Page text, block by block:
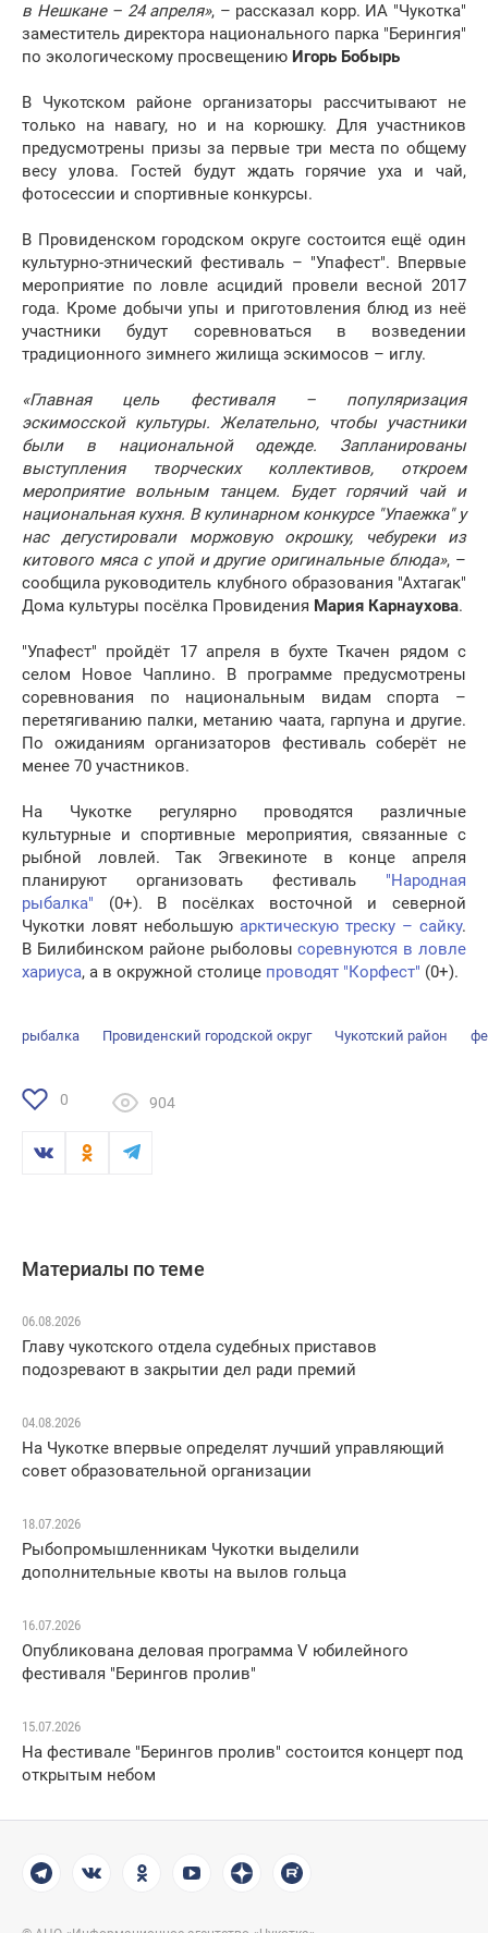
в Нешкане – 24 апреля», – рассказал корр. ИА "Чукотка"
заместитель директора национального парка "Берингия"
по экологическому просвещению Игорь Бобырь
В Чукотском районе организаторы рассчитывают не
только на навагу, но и на корюшку. Для участников
предусмотрены призы за первые три места по общему
весу улова. Гостей будут ждать горячие уха и чай,
фотосессии и спортивные конкурсы.
В Провиденском городском округе состоится ещё один
культурно-этнический фестиваль – "Упафест". Впервые
мероприятие по ловле асцидий провели весной 2017
года. Кроме добычи упы и приготовления блюд из неё
участники будут соревноваться в возведении
традиционного зимнего жилища эскимосов – иглу.
«Главная цель фестиваля – популяризация
эскимосской культуры. Желательно, чтобы участники
были в национальной одежде. Запланированы
выступления творческих коллективов, откроем
мероприятие вольным танцем. Будет горячий чай и
национальная кухня. В кулинарном конкурсе "Упаежка" у
нас дегустировали моржовую окрошку, чебуреки из
китового мяса с упой и другие оригинальные блюда», –
сообщила руководитель клубного образования "Ахтагак"
Дома культуры посёлка Провидения Мария Карнаухова.
"Упафест" пройдёт 17 апреля в бухте Ткачен рядом с
селом Новое Чаплино. В программе предусмотрены
соревнования по национальным видам спорта –
перетягиванию палки, метанию чаата, гарпуна и другие.
По ожиданиям организаторов фестиваль соберёт не
менее 70 участников.
На Чукотке регулярно проводятся различные
культурные и спортивные мероприятия, связанные с
рыбной ловлей. Так Эгвекиноте в конце апреля
планируют организовать фестиваль "Народная
рыбалка" (0+). В посёлках восточной и северной
Чукотки ловят небольшую арктическую треску – сайку.
В Билибинском районе рыболовысоревнуются в ловле
хариуса, а в окружной столице проводят "Корфест" (0+).
рыбалка Провиденский городской округ Чукотский район
0 904
Материалы по теме
06.08.2026
Главу чукотского отдела судебных приставов
подозревают в закрытии дел ради премий
04.08.2026
На Чукотке впервые определят лучший управляющий
совет образовательной организации
18.07.2026
Рыбопромышленникам Чукотки выделили
дополнительные квоты на вылов гольца
16.07.2026
Опубликована деловая программа V юбилейного
фестиваля "Берингов пролив"
15.07.2026
На фестивале "Берингов пролив" состоится концерт под
открытым небом